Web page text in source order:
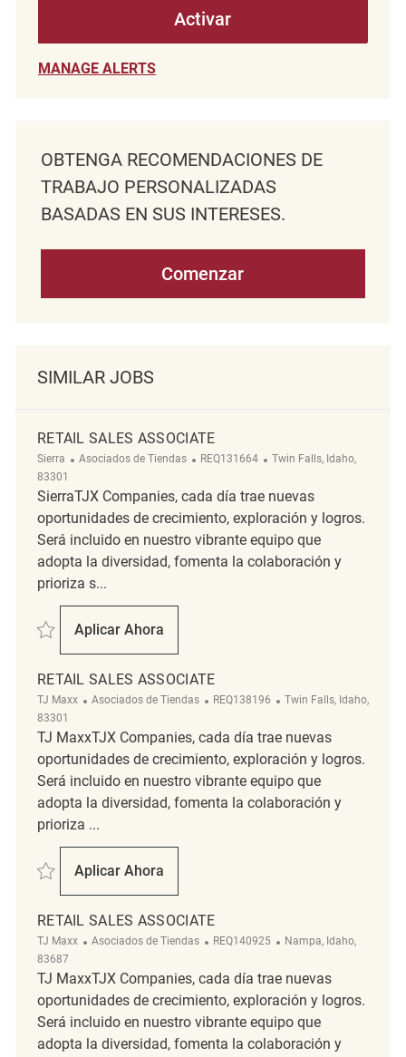
Activar
MANAGE ALERTS
OBTENGA RECOMENDACIONES DE
TRABAJO PERSONALIZADAS
BASADAS EN SUS INTERESES.
Comenzar
SIMILAR JOBS
RETAIL SALES ASSOCIATE
Sierra Categoría
Asociados de Tiendas ReqId
REQ131664 Ubicación
Twin Falls, Idaho,
83301
SierraTJX Companies, cada día trae nuevas
oportunidades de crecimiento, exploración y logros.
Será incluido en nuestro vibrante equipo que
adopta la diversidad, fomenta la colaboración y
prioriza s...
Salvar Retail Sales Associate REQ131664
Aplicar Ahora
Retail Sales Associate
RETAIL SALES ASSOCIATE
TJ Maxx Categoría
Asociados de Tiendas ReqId
REQ138196 Ubicación
Twin Falls, Idaho,
83301
TJ MaxxTJX Companies, cada día trae nuevas
oportunidades de crecimiento, exploración y logros.
Será incluido en nuestro vibrante equipo que
adopta la diversidad, fomenta la colaboración y
prioriza ...
Salvar Retail Sales Associate REQ138196
Aplicar Ahora
Retail Sales Associate
RETAIL SALES ASSOCIATE
TJ Maxx Categoría
Asociados de Tiendas ReqId
REQ140925 Ubicación
Nampa, Idaho,
83687
TJ MaxxTJX Companies, cada día trae nuevas
oportunidades de crecimiento, exploración y logros.
Será incluido en nuestro vibrante equipo que
adopta la diversidad, fomenta la colaboración y